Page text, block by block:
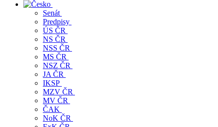
Senát
Predpisy
ÚS ČR
NS ČR
NSS ČR
MS ČR
NSZ ČR
JA ČR
IKSP
MZV ČR
MV ČR
ČAK
NoK ČR